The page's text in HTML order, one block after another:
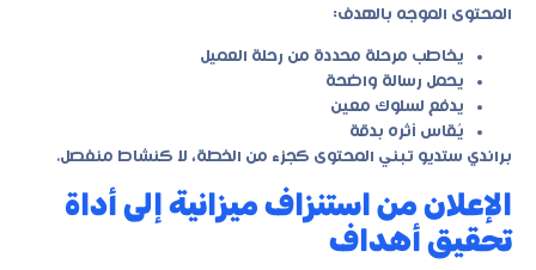
المحتوى الموجه بالهدف:
يخاطب مرحلة محددة من رحلة العميل
يحمل رسالة واضحة
يدفع لسلوك معين
يُقاس أثره بدقة
براندي ستديو تبني المحتوى كجزء من الخطة، لا كنشاط منفصل.
الإعلان من استنزاف ميزانية إلى أداة
تحقيق أهداف